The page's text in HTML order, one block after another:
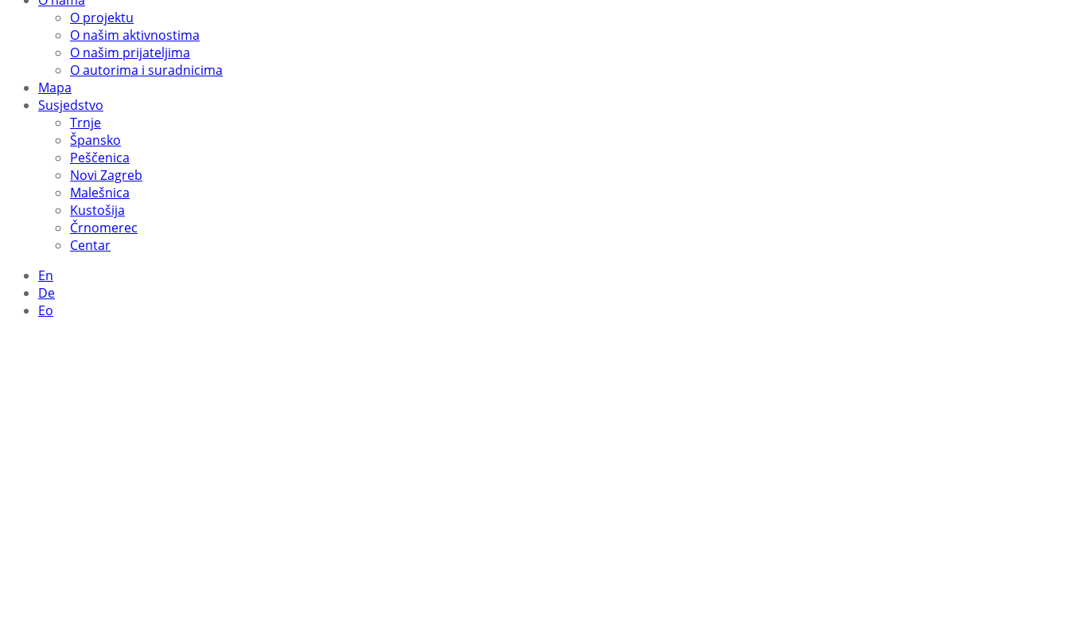
O projektu
O našim aktivnostima
O našim prijateljima
O autorima i suradnicima
Mapa
Susjedstvo
Trnje
Špansko
Peščenica
Novi Zagreb
Malešnica
Kustošija
Črnomerec
Centar
En
De
Eo